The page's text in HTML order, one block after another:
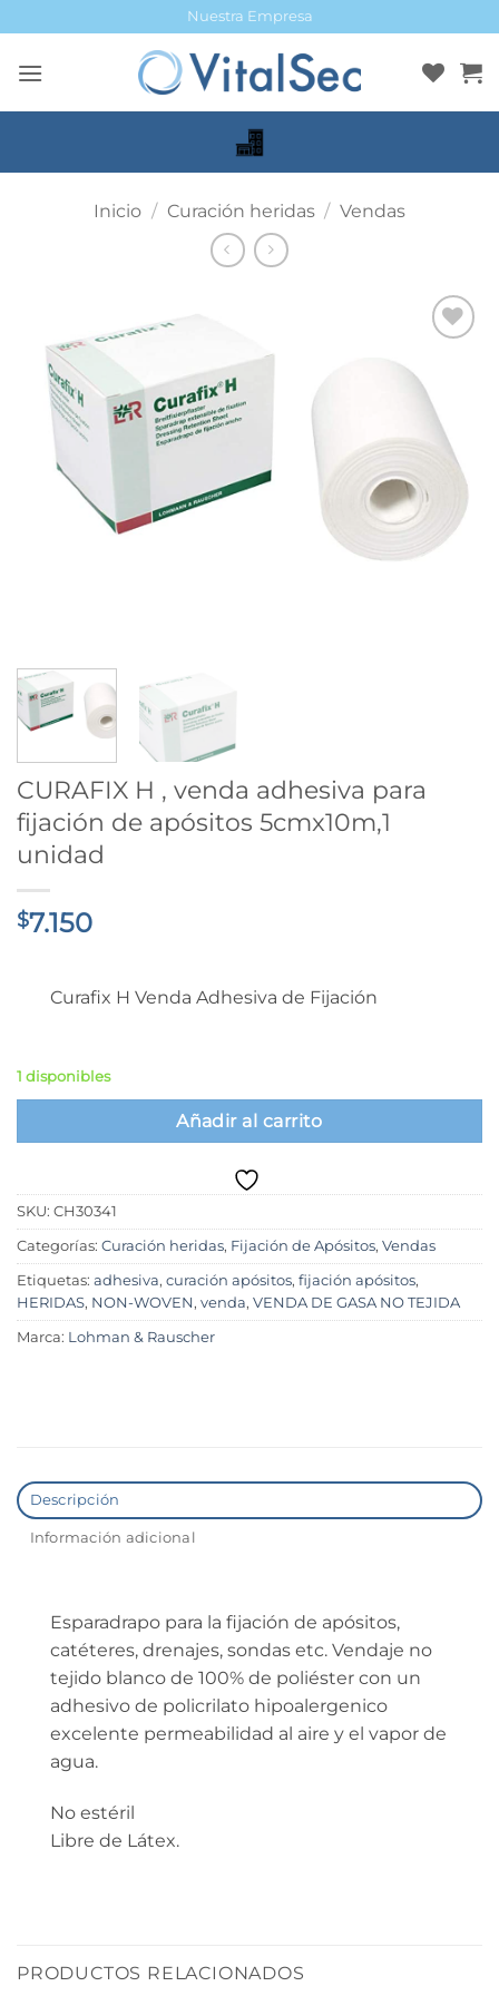
al
contenido
Nuestra Empresa
Inicio / Curación heridas / Vendas
CURAFIX H , venda adhesiva para
fijación de apósitos 5cmx10m,1
unidad
$7.150
Curafix H Venda Adhesiva de Fijación
1 disponibles
Añadir al carrito
SKU: CH30341
Categorías: Curación heridas, Fijación de Apósitos, Vendas
Etiquetas: adhesiva, curación apósitos, fijación apósitos,
HERIDAS, NON-WOVEN, venda, VENDA DE GASA NO TEJIDA
Marca: Lohman & Rauscher
Descripción
Información adicional
Esparadrapo para la fijación de apósitos,
catéteres, drenajes, sondas etc. Vendaje no
tejido blanco de 100% de poliéster con un
adhesivo de policrilato hipoalergenico
excelente permeabilidad al aire y el vapor de
agua.
No estéril
Libre de Látex.
PRODUCTOS RELACIONADOS